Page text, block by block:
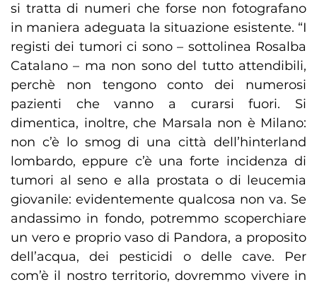
si tratta di numeri che forse non fotografano
in maniera adeguata la situazione esistente. “I
registi dei tumori ci sono – sottolinea Rosalba
Catalano – ma non sono del tutto attendibili,
perchè non tengono conto dei numerosi
pazienti che vanno a curarsi fuori. Si
dimentica, inoltre, che Marsala non è Milano:
non c’è lo smog di una città dell’hinterland
lombardo, eppure c’è una forte incidenza di
tumori al seno e alla prostata o di leucemia
giovanile: evidentemente qualcosa non va. Se
andassimo in fondo, potremmo scoperchiare
un vero e proprio vaso di Pandora, a proposito
dell’acqua, dei pesticidi o delle cave. Per
com’è il nostro territorio, dovremmo vivere in